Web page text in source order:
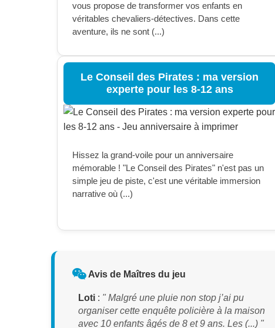
vous propose de transformer vos enfants en
véritables chevaliers-détectives. Dans cette
aventure, ils ne sont (...)
Le Conseil des Pirates : ma version
experte pour les 8-12 ans
Hissez la grand-voile pour un anniversaire
mémorable ! "Le Conseil des Pirates" n'est pas un
simple jeu de piste, c'est une véritable immersion
narrative où (...)
Avis de Maîtres du jeu
Loti : " Malgré une pluie non stop j’ai pu
organiser cette enquête policière à la maison
avec 10 enfants âgés de 8 et 9 ans. Les (...) "